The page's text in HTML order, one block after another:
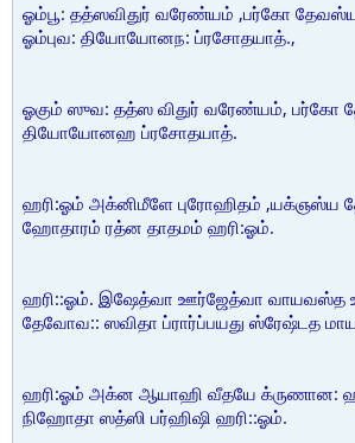
ஓம்பூ: தத்ஸவிதுர் வரேண்யம் ,பர்கோ
ஓம்புவ: தியோயோனந: ப்ரசோதயாத்.,
ஓகும் ஸுவ: தத்ஸ விதுர் வரேண்யம்,
தியோயோனஹ ப்ரசோதயாத்.
ஹரி:ஓம் அக்னிமீளே புரோஹிதம் ,யக்ஞஸ்ய
ஹோதாரம் ரத்ன தாதமம் ஹரி:ஓம்.
ஹரி::ஓம். இஷேத்வா ஊர்ஜேத்வா வாயவஸ்த
தேவோவ:: ஸவிதா ப்ரார்ப்பயது ஸ்ரேஷ்டத
ஹரி:ஓம் அக்ன ஆயாஹி வீதயே க்ருணான:
நிஹோதா ஸத்ஸி பர்ஹிஷி ஹரி::ஓம்.